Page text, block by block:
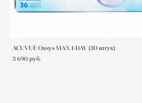
ACUVUE Oasys MАХ 1-DAY (30 штук)
3 690 pуб.